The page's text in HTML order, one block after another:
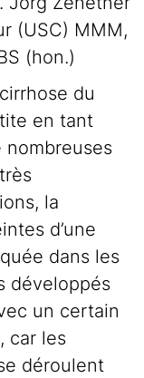
(USC) MMM,
(hon.)
du
en tant
nombreuses
la
d’une
dans les
développés
un certain
car les
déroulent